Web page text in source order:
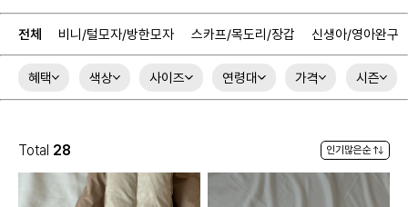
전체 비니/털모자/방한모자 스카프/목도리/장갑 신생아/영아완구
혜택 색상 사이즈 연령대 가격 시즌
Total 28